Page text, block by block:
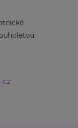
cz